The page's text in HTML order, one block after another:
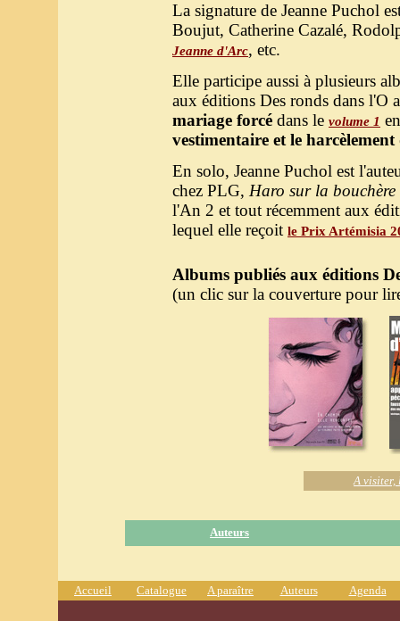
La signature de Jeanne Puchol
Boujut, Catherine Cazalé,
Jeanne d'Arc, etc.
Elle participe aussi à plusieurs
aux éditions Des ronds dans l'O
mariage forcé dans le volume 1
vestimentaire et le harcèlement
En solo, Jeanne Puchol est
chez PLG, Haro sur la bouchère
l'An 2 et tout récemment aux
lequel elle reçoit le Prix Artémisia
Albums publiés aux éditions
(un clic sur la couverture pour
A visiter,
Auteurs
Accueil Catalogue A paraître Auteurs Agenda